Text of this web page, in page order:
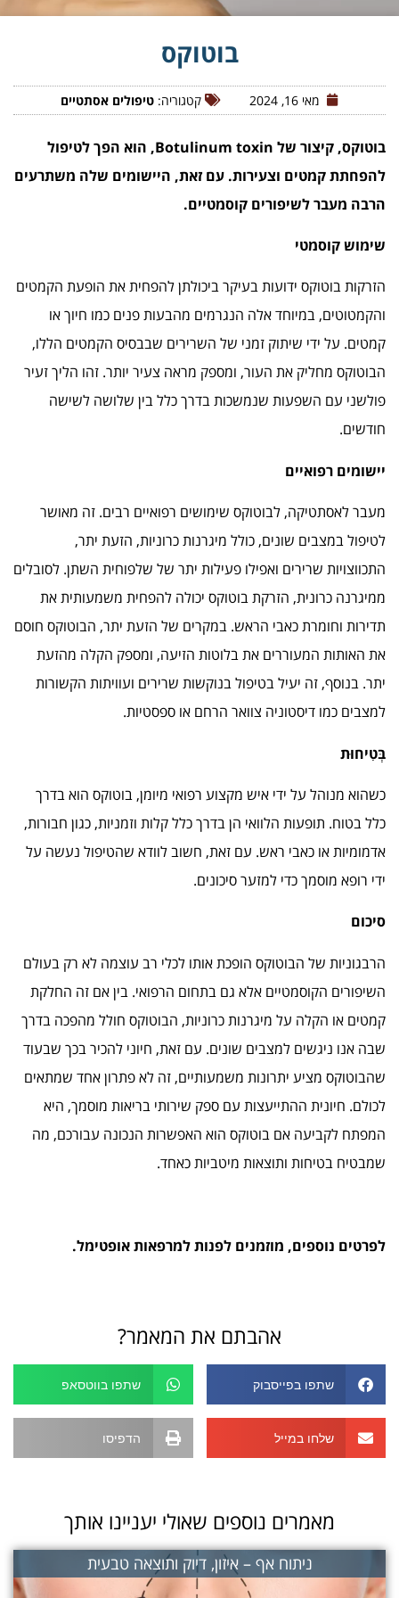
בוטוקס
מאי 16, 2024 קטגוריה: טיפולים אסתטיים
בוטוקס, קיצור של Botulinum toxin, הוא הפך לטיפול
להפחתת קמטים וצעירות. עם זאת, היישומים שלה משתרעים
הרבה מעבר לשיפורים קוסמטיים.
שימוש קוסמטי
הזרקות בוטוקס ידועות בעיקר ביכולתן להפחית את הופעת הקמטים
והקמטוטים, במיוחד אלה הנגרמים מהבעות פנים כמו חיוך או
קמטים. על ידי שיתוק זמני של השרירים שבבסיס הקמטים הללו,
הבוטוקס מחליק את העור, ומספק מראה צעיר יותר. זהו הליך זעיר
פולשני עם השפעות שנמשכות בדרך כלל בין שלושה לשישה
חודשים.
יישומים רפואיים
מעבר לאסתטיקה, לבוטוקס שימושים רפואיים רבים. זה מאושר
לטיפול במצבים שונים, כולל מיגרנות כרוניות, הזעת יתר,
התכווצויות שרירים ואפילו פעילות יתר של שלפוחית השתן. לסובלים
ממיגרנה כרונית, הזרקת בוטוקס יכולה להפחית משמעותית את
תדירות וחומרת כאבי הראש. במקרים של הזעת יתר, הבוטוקס חוסם
את האותות המעוררים את בלוטות הזיעה, ומספק הקלה מהזעת
יתר. בנוסף, זה יעיל בטיפול בנוקשות שרירים ועוויתות הקשורות
למצבים כמו דיסטוניה צוואר הרחם או ספסטיות.
בְּטִיחוּת
כשהוא מנוהל על ידי איש מקצוע רפואי מיומן, בוטוקס הוא בדרך
כלל בטוח. תופעות הלוואי הן בדרך כלל קלות וזמניות, כגון חבורות,
אדמומיות או כאבי ראש. עם זאת, חשוב לוודא שהטיפול נעשה על
ידי רופא מוסמך כדי למזער סיכונים.
סיכום
הרבגוניות של הבוטוקס הופכת אותו לכלי רב עוצמה לא רק בעולם
השיפורים הקוסמטיים אלא גם בתחום הרפואי. בין אם זה החלקת
קמטים או הקלה על מיגרנות כרוניות, הבוטוקס חולל מהפכה בדרך
שבה אנו ניגשים למצבים שונים. עם זאת, חיוני להכיר בכך שבעוד
שהבוטוקס מציע יתרונות משמעותיים, זה לא פתרון אחד שמתאים
לכולם. חיונית ההתייעצות עם ספק שירותי בריאות מוסמך, היא
המפתח לקביעה אם בוטוקס הוא האפשרות הנכונה עבורכם, מה
שמבטיח בטיחות ותוצאות מיטביות כאחד.
לפרטים נוספים, מוזמנים לפנות למרפאות אופטימל.
אהבתם את המאמר?
שתפו בפייסבוק שתפו בווטסאפ
שלחו במייל הדפיסו
מאמרים נוספים שאולי יעניינו אותך
ניתוח אף – איזון, דיוק ותוצאה טבעית